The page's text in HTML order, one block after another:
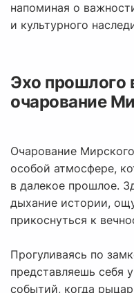
напоминая о
и культурного
Эхо прошлого
очарование
Очарование
особой атмосфере,
в далекое прошлое.
дыхание истории,
прикоснуться к
Прогуливаясь по
представляешь себя
событий, когда